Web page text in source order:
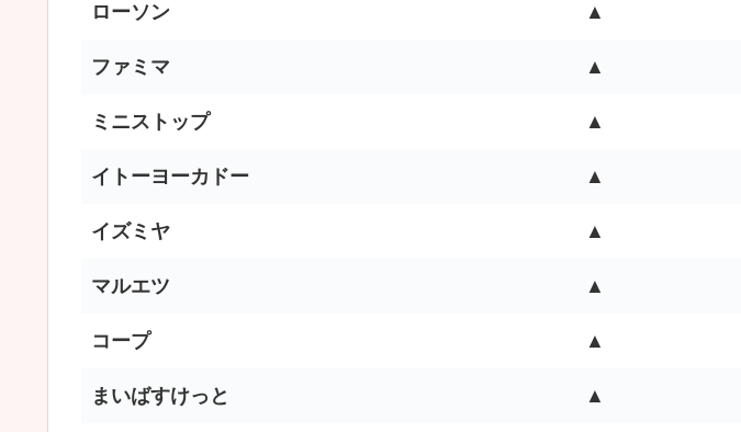
ローソン ▲
ファミマ ▲
ミニストップ ▲
イトーヨーカドー ▲
イズミヤ ▲
マルエツ ▲
コープ ▲
まいばすけっと ▲